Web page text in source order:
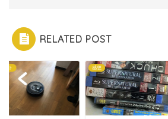
RELATED POST
ット 感想